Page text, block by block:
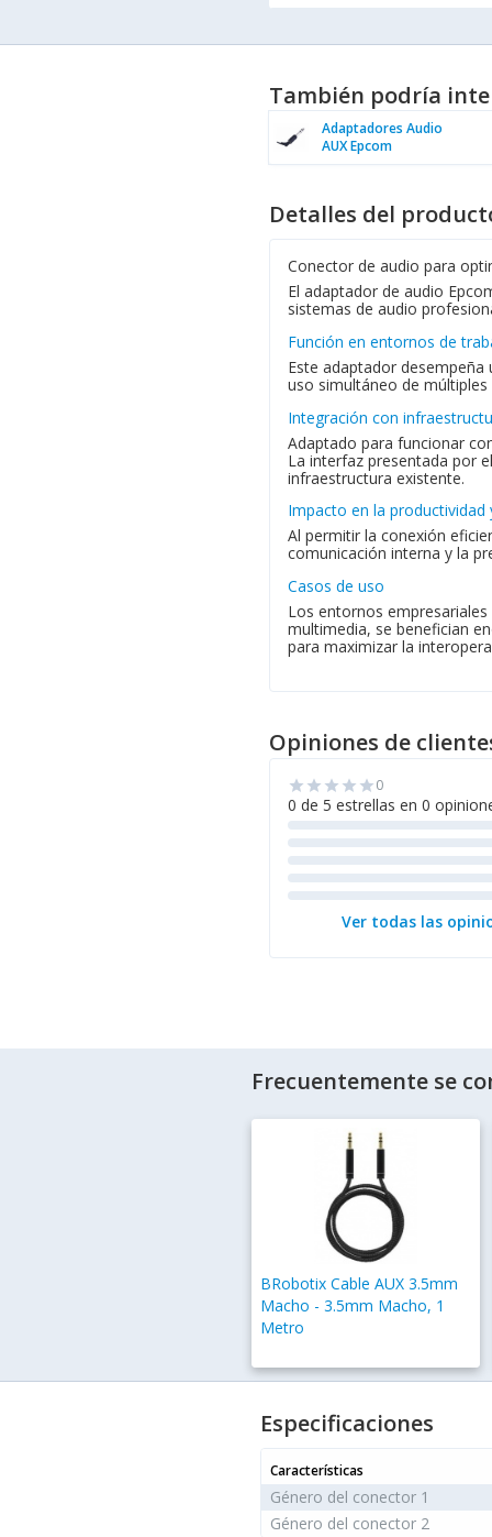
También podría
Adaptadores Audio
AUX Epcom
Detalles del
Conector de audio para
El adaptador de audio
sistemas de audio
Función en entornos de
Este adaptador
uso simultáneo de
Integración con
Adaptado para funcionar
La interfaz presentada por
infraestructura existente.
Impacto en la
Al permitir la conexión
comunicación interna y la
Casos de uso
Los entornos
multimedia, se benefician
para maximizar la
Opiniones de
star star star star star0
0 de 5 estrellas en 0
Ver todas las
Frecuentemente se
BRobotix Cable AUX 3.5mm
Macho - 3.5mm Macho, 1
Metro
Especificaciones
Características
Género del conector 1
Género del conector 2